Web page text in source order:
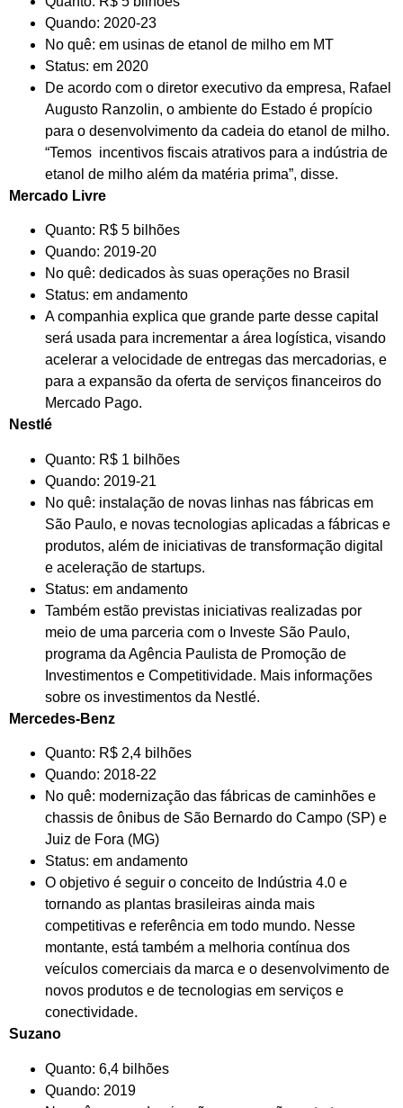
Quando: 2020-23
No quê: em usinas de etanol de milho em MT
Status: em 2020
De acordo com o diretor executivo da empresa, Rafael
Augusto Ranzolin, o ambiente do Estado é propício
para o desenvolvimento da cadeia do etanol de milho.
“Temos incentivos fiscais atrativos para a indústria de
etanol de milho além da matéria prima”, disse.
Mercado Livre
Quanto: R$ 5 bilhões
Quando: 2019-20
No quê: dedicados às suas operações no Brasil
Status: em andamento
A companhia explica que grande parte desse capital
será usada para incrementar a área logística, visando
acelerar a velocidade de entregas das mercadorias, e
para a expansão da oferta de serviços financeiros do
Mercado Pago.
Nestlé
Quanto: R$ 1 bilhões
Quando: 2019-21
No quê: instalação de novas linhas nas fábricas em
São Paulo, e novas tecnologias aplicadas a fábricas e
produtos, além de iniciativas de transformação digital
e aceleração de startups.
Status: em andamento
Também estão previstas iniciativas realizadas por
meio de uma parceria com o Investe São Paulo,
programa da Agência Paulista de Promoção de
Investimentos e Competitividade. Mais informações
sobre os investimentos da Nestlé.
Mercedes-Benz
Quanto: R$ 2,4 bilhões
Quando: 2018-22
No quê: modernização das fábricas de caminhões e
chassis de ônibus de São Bernardo do Campo (SP) e
Juiz de Fora (MG)
Status: em andamento
O objetivo é seguir o conceito de Indústria 4.0 e
tornando as plantas brasileiras ainda mais
competitivas e referência em todo mundo. Nesse
montante, está também a melhoria contínua dos
veículos comerciais da marca e o desenvolvimento de
novos produtos e de tecnologias em serviços e
conectividade.
Suzano
Quanto: 6,4 bilhões
Quando: 2019